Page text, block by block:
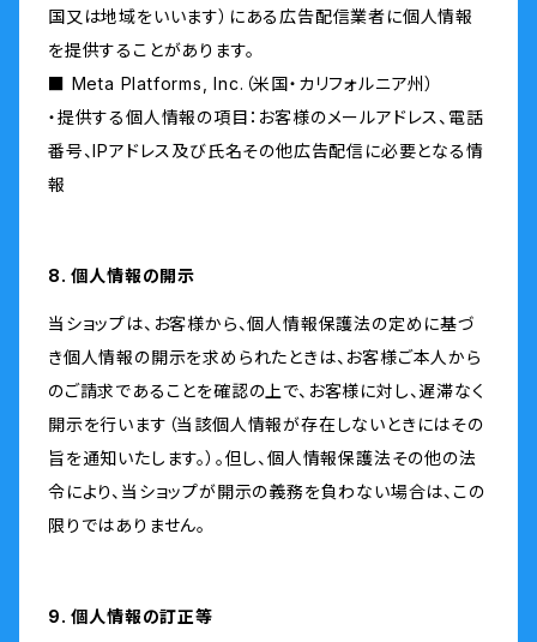
国又は地域をいいます）にある広告配信業者に個人情報
を提供することがあります。
■ Meta Platforms, Inc.（米国・カリフォルニア州）
・提供する個人情報の項目：お客様のメールアドレス、電話
番号、IPアドレス及び氏名その他広告配信に必要となる情
報
8. 個人情報の開示
当ショップは、お客様から、個人情報保護法の定めに基づ
き個人情報の開示を求められたときは、お客様ご本人から
のご請求であることを確認の上で、お客様に対し、遅滞なく
開示を行います（当該個人情報が存在しないときにはその
旨を通知いたします。）。但し、個人情報保護法その他の法
令により、当ショップが開示の義務を負わない場合は、この
限りではありません。
9. 個人情報の訂正等